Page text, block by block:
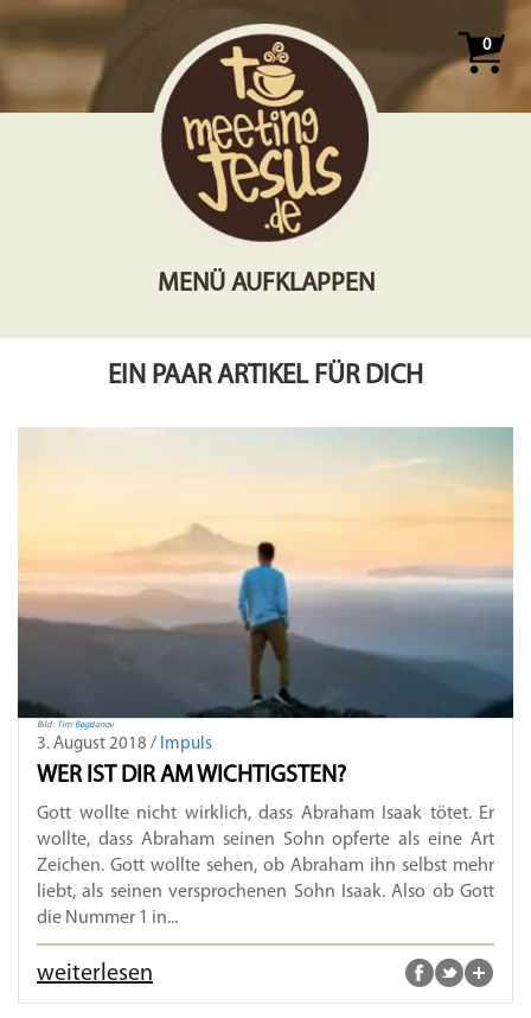
0
MENÜ AUFKLAPPEN
EIN PAAR ARTIKEL FÜR DICH
Bild: Tim Bogdanov
3. August 2018 / Impuls
WER IST DIR AM WICHTIGSTEN?
Gott wollte nicht wirklich, dass Abraham Isaak tötet. Er
wollte, dass Abraham seinen Sohn opferte als eine Art
Zeichen. Gott wollte sehen, ob Abraham ihn selbst mehr
liebt, als seinen versprochenen Sohn Isaak. Also ob Gott
die Nummer 1 in...
weiterlesen